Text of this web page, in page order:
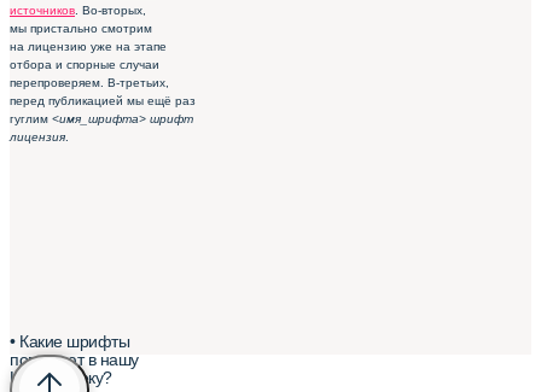
источников . Во-вторых,
мы пристально смотрим
на лицензию уже на этапе
отбора и спорные случаи
перепроверяем. В-третьих,
перед публикацией мы ещё раз
гуглим <имя_шрифта> шрифт
лицензия
• Какие шрифты
попадают в нашу
Шрифтотеку?